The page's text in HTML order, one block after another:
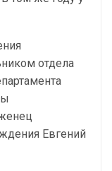
отдела
Евгений